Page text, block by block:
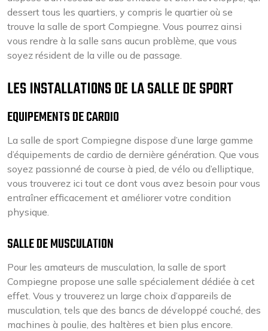
dessert tous les quartiers, y compris le quartier où se
trouve la salle de sport Compiegne. Vous pourrez ainsi
vous rendre à la salle sans aucun problème, que vous
soyez résident de la ville ou de passage.
LES INSTALLATIONS DE LA SALLE DE SPORT
EQUIPEMENTS DE CARDIO
La salle de sport Compiegne dispose d’une large gamme
d’équipements de cardio de dernière génération. Que vous
soyez passionné de course à pied, de vélo ou d’elliptique,
vous trouverez ici tout ce dont vous avez besoin pour vous
entraîner efficacement et améliorer votre condition
physique.
SALLE DE MUSCULATION
Pour les amateurs de musculation, la salle de sport
Compiegne propose une salle spécialement dédiée à cet
effet. Vous y trouverez un large choix d’appareils de
musculation, tels que des bancs de développé couché, des
machines à poulie, des haltères et bien plus encore.